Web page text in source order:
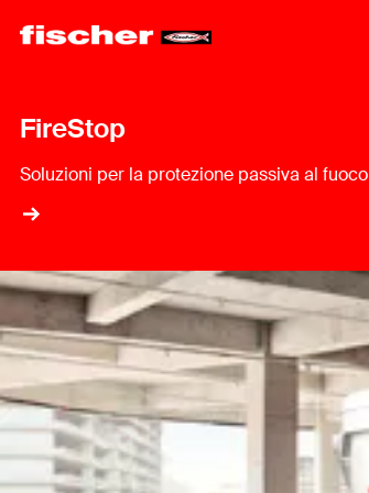
FireStop
Soluzioni per la protezione passiva al fuoco